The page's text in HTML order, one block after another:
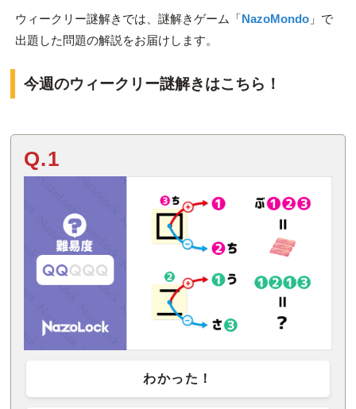
ウィークリー謎解きでは、謎解きゲーム「NazoMondo」で
出題した問題の解説をお届けします。
今週のウィークリー謎解きはこちら！
Q.1
わかった！